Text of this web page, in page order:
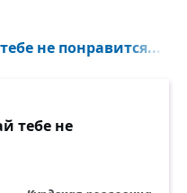
знаю,
не понравится...
тебе не